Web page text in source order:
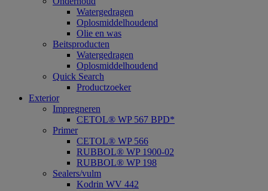
Watergedragen
Oplosmiddelhoudend
Olie en was
Beitsproducten
Watergedragen
Oplosmiddelhoudend
Quick Search
Productzoeker
Exterior
Impregneren
CETOL® WP 567 BPD*
Primer
CETOL® WP 566
RUBBOL® WP 1900-02
RUBBOL® WP 198
Sealers/vulm
Kodrin WV 442